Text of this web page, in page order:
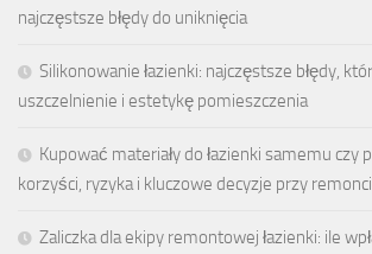
najczęstsze błędy do uniknięcia
Silikonowanie łazienki: najczęstsze błędy,
uszczelnienie i estetykę pomieszczenia
Kupować materiały do łazienki samemu czy
korzyści, ryzyka i kluczowe decyzje przy
Zaliczka dla ekipy remontowej łazienki: ile